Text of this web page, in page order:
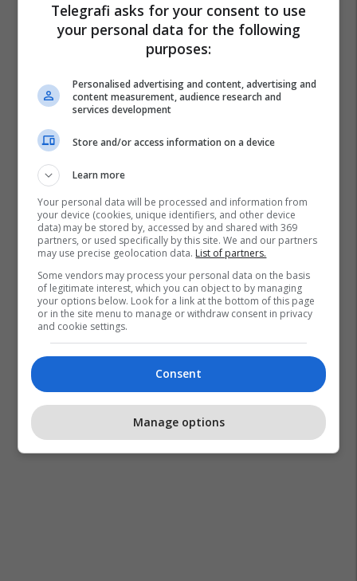
Telegrafi asks for your consent to use
your personal data for the following
purposes:
Personalised advertising and content, advertising and
content measurement, audience research and
services development
Store and/or access information on a device
Learn more
Your personal data will be processed and information from
your device (cookies, unique identifiers, and other device
data) may be stored by, accessed by and shared with 369
partners, or used specifically by this site. We and our partners
may use precise geolocation data. List of partners.
Some vendors may process your personal data on the basis
of legitimate interest, which you can object to by managing
your options below. Look for a link at the bottom of this page
or in the site menu to manage or withdraw consent in privacy
and cookie settings.
Consent
Manage options